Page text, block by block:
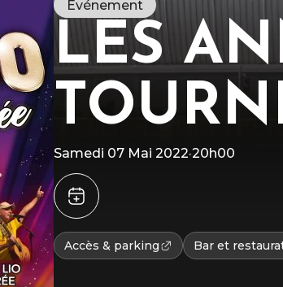
Événement
LES
Samedi 07 Mai 2022·20h00
Accès & parking Bar et